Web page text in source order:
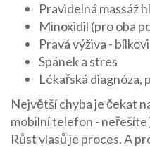
Pravidelná massáž
Minoxidil (pro oba
Pravá výživa -
Spánek a stres
Lékařská diagnóza,
Největší chyba je čekat
mobilní telefon -
Růst vlasů je proces. A